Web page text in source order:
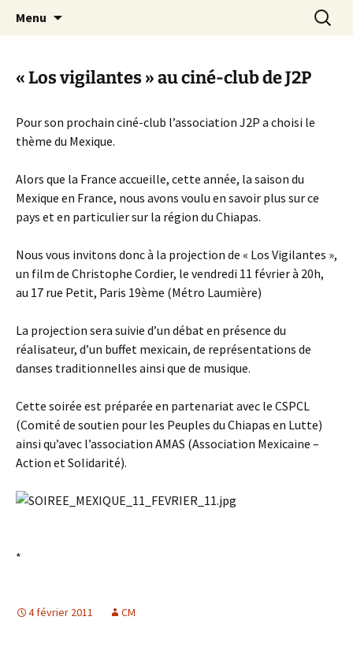
Canal Marches
Menu
« Los vigilantes » au ciné-club de J2P
Pour son prochain ciné-club l’association J2P a choisi le
thème du Mexique.
Alors que la France accueille, cette année, la saison du
Mexique en France, nous avons voulu en savoir plus sur ce
pays et en particulier sur la région du Chiapas.
Nous vous invitons donc à la projection de « Los Vigilantes »,
un film de Christophe Cordier, le vendredi 11 février à 20h,
au 17 rue Petit, Paris 19ème (Métro Laumière)
La projection sera suivie d’un débat en présence du
réalisateur, d’un buffet mexicain, de représentations de
danses traditionnelles ainsi que de musique.
Cette soirée est préparée en partenariat avec le CSPCL
(Comité de soutien pour les Peuples du Chiapas en Lutte)
ainsi qu’avec l’association AMAS (Association Mexicaine –
Action et Solidarité).
*
4 février 2011 CM